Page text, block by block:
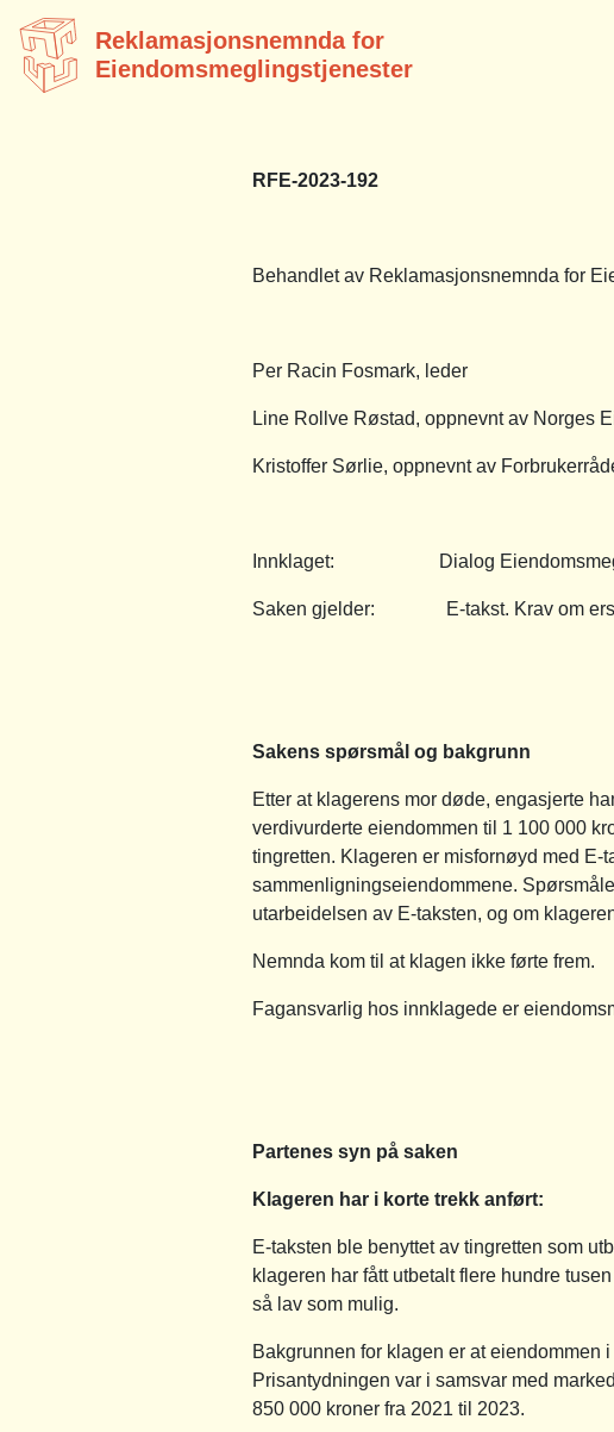
Reklamasjonsnemnda for
Eiendomsmeglingstjenester
RFE-2023-192
Behandlet av Reklamasjonsnemnda for
Per Racin Fosmark, leder
Line Rollve Røstad, oppnevnt av Norges
Kristoffer Sørlie, oppnevnt av
Innklaget: Dialog
Saken gjelder: E-takst. Krav om
Sakens spørsmål og bakgrunn
Etter at klagerens mor døde, engasjerte
verdivurderte eiendommen til 1 100 000
tingretten. Klageren er misfornøyd med E-
sammenligningseiendommene.
utarbeidelsen av E-taksten, og om
Nemnda kom til at klagen ikke førte frem.
Fagansvarlig hos innklagede er
Partenes syn på saken
Klageren har i korte trekk anført:
E-taksten ble benyttet av tingretten som
klageren har fått utbetalt flere hundre
så lav som mulig.
Bakgrunnen for klagen er at eiendommen
Prisantydningen var i samsvar med
850 000 kroner fra 2021 til 2023.